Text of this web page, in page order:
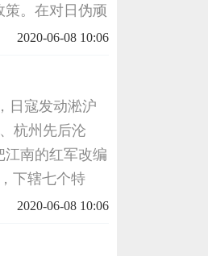
策。在对日伪顽
办了浙东银行，
2020-06-08 10:06
日寇发动淞沪
杭州先后沦
江南的红军改编
下辖七个特
。1939年3
2020-06-08 10:06